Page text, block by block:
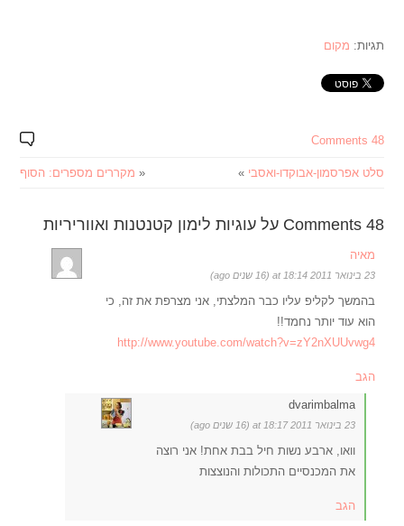
תגיות: מקום
48 Comments
« מקררים מספרים: הסוף סלט אפרסמון-אבוקדו-ואסבי »
48 Comments על עוגיות לימון קטנטנות ואווריריות
מאיה
23 בינואר 2011 at 18:14 (16 שנים ago)
בהמשך לקליפ עליו כבר המלצתי, אני מצרפת את זה, כי
הוא עוד יותר נחמד!!
http://www.youtube.com/watch?v=zY2nXUUvwg4
הגב
dvarimbalma
23 בינואר 2011 at 18:17 (16 שנים ago)
וואו, ארבע נשות חיל בבת אחת! אני רוצה
את המכנסיים התכולות והנוצצות
הגב